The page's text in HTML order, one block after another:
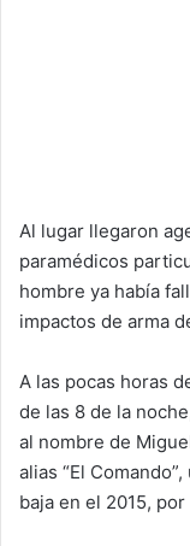
Al lugar llegaron
paramédicos
hombre ya había
impactos de arma
A las pocas horas
de las 8 de la
al nombre de
alias “El
baja en el 2015,